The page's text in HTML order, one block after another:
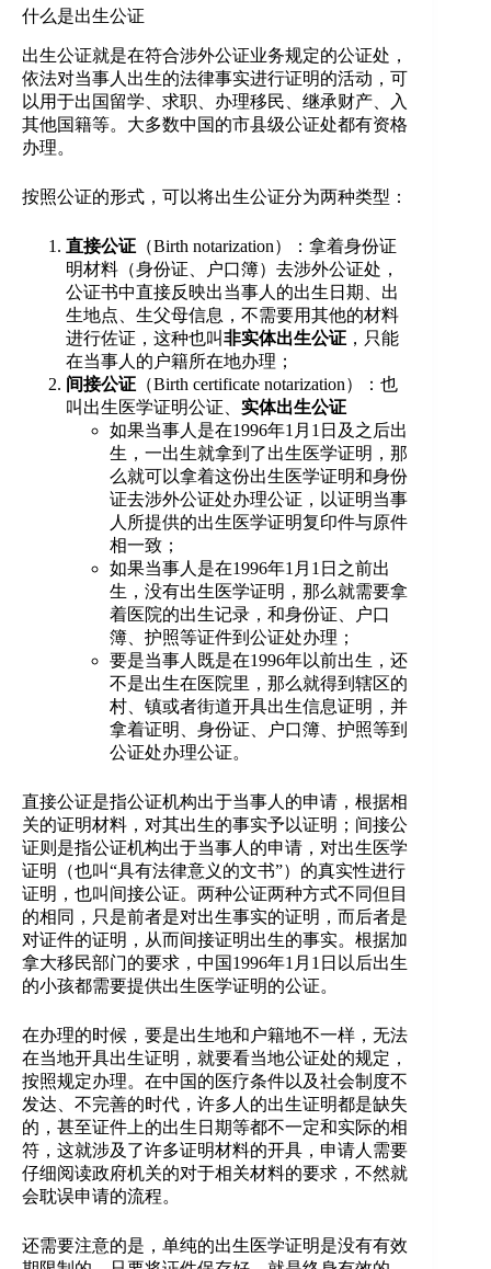
什么是出生公证
出生公证就是在符合涉外公证业务规定的公证处，
依法对当事人出生的法律事实进行证明的活动，可
以用于出国留学、求职、办理移民、继承财产、入
其他国籍等。大多数中国的市县级公证处都有资格
办理。
按照公证的形式，可以将出生公证分为两种类型：
直接公证 （Birth notarization）：拿着身份证
明材料（身份证、户口簿）去涉外公证处，
公证书中直接反映出当事人的出生日期、出
生地点、生父母信息，不需要用其他的材料
进行佐证，这种也叫非实体出生公证 ，只能
在当事人的户籍所在地办理；
间接公证 （Birth certificate notarization）：也
叫出生医学证明公证、 实体出生公证
如果当事人是在1996年1月1日及之后出
生，一出生就拿到了出生医学证明，那
么就可以拿着这份出生医学证明和身份
证去涉外公证处办理公证，以证明当事
人所提供的出生医学证明复印件与原件
相一致；
如果当事人是在1996年1月1日之前出
生，没有出生医学证明，那么就需要拿
着医院的出生记录，和身份证、户口
簿、护照等证件到公证处办理；
要是当事人既是在1996年以前出生，还
不是出生在医院里，那么就得到辖区的
村、镇或者街道开具出生信息证明，并
拿着证明、身份证、户口簿、护照等到
公证处办理公证。
直接公证是指公证机构出于当事人的申请，根据相
关的证明材料，对其出生的事实予以证明；间接公
证则是指公证机构出于当事人的申请，对出生医学
证明（也叫“具有法律意义的文书”）的真实性进行
证明，也叫间接公证。两种公证两种方式不同但目
的相同，只是前者是对出生事实的证明，而后者是
对证件的证明，从而间接证明出生的事实。根据加
拿大移民部门的要求，中国1996年1月1日以后出生
的小孩都需要提供出生医学证明的公证。
在办理的时候，要是出生地和户籍地不一样，无法
在当地开具出生证明，就要看当地公证处的规定，
按照规定办理。在中国的医疗条件以及社会制度不
发达、不完善的时代，许多人的出生证明都是缺失
的，甚至证件上的出生日期等都不一定和实际的相
符，这就涉及了许多证明材料的开具，申请人需要
仔细阅读政府机关的对于相关材料的要求，不然就
会耽误申请的流程。
还需要注意的是，单纯的出生医学证明是没有有效